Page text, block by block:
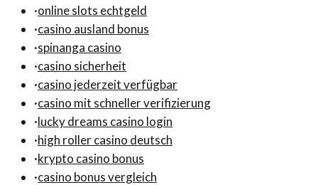
·online slots echtgeld
·casino ausland bonus
·spinanga casino
·casino sicherheit
·casino jederzeit verfügbar
·casino mit schneller verifizierung
·lucky dreams casino login
·high roller casino deutsch
·krypto casino bonus
·casino bonus vergleich